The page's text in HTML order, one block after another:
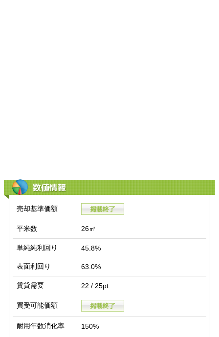
数値情報
売却基準価額
平米数 26㎡
単純純利回り 45.8%
表面利回り 63.0%
賃貸需要 22 / 25pt
買受可能価額
耐用年数消化率 150%